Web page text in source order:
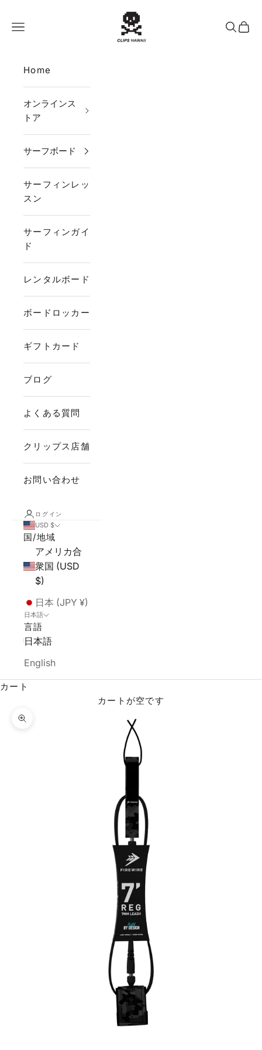
CLIPS HAWAII
メニュー
検索カー
Home
オンラインス
トア
サーフボード
サーフィンレッ
スン
サーフィンガイ
ド
レンタルボード
ボードロッカー
ギフトカード
ブログ
よくある質問
クリップス店舗
お問い合わせ
ログイン
USD $
国/地域
アメリカ合
衆国 (USD
$)
日本 (JPY ¥)
日本語
言語
日本語
English
カート
カートが空です
ズームイン